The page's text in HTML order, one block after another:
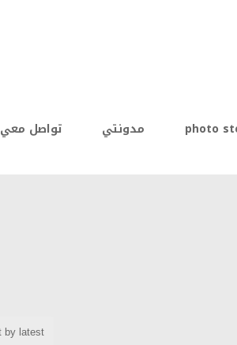
مدونتي تواصل معي